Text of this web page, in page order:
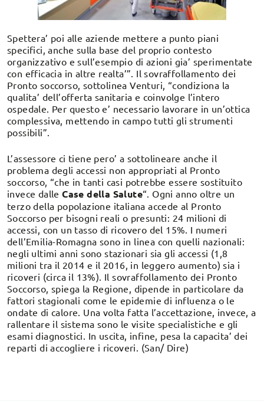
Spettera’ poi alle aziende mettere a punto piani
specifici, anche sulla base del proprio contesto
organizzativo e sull’esempio di azioni gia’ sperimentate
con efficacia in altre realta’”. Il sovraffollamento dei
Pronto soccorso, sottolinea Venturi, “condiziona la
qualita’ dell’offerta sanitaria e coinvolge l’intero
ospedale. Per questo e’ necessario lavorare in un’ottica
complessiva, mettendo in campo tutti gli strumenti
possibili”.
L’assessore ci tiene pero’ a sottolineare anche il
problema degli accessi non appropriati al Pronto
soccorso, “che in tanti casi potrebbe essere sostituito
invece dalleCase della Salute“. Ogni anno oltre un
terzo della popolazione italiana accede al Pronto
Soccorso per bisogni reali o presunti: 24 milioni di
accessi, con un tasso di ricovero del 15%. I numeri
dell’Emilia-Romagna sono in linea con quelli nazionali:
negli ultimi anni sono stazionari sia gli accessi (1,8
milioni tra il 2014 e il 2016, in leggero aumento) sia i
ricoveri (circa il 13%). Il sovraffollamento dei Pronto
Soccorso, spiega la Regione, dipende in particolare da
fattori stagionali come le epidemie di influenza o le
ondate di calore. Una volta fatta l’accettazione, invece, a
rallentare il sistema sono le visite specialistiche e gli
esami diagnostici. In uscita, infine, pesa la capacita’ dei
reparti di accogliere i ricoveri. (San/ Dire)